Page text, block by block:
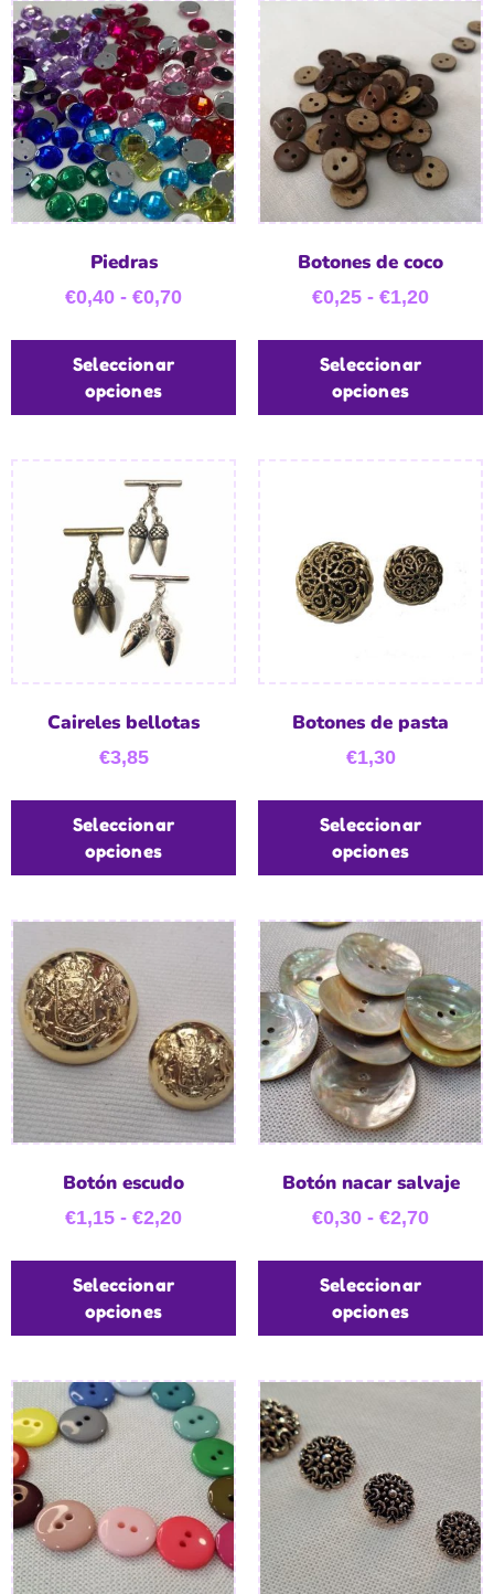
Piedras
€0,40 - €0,70
Seleccionar
opciones
Botones de coco
€0,25 - €1,20
Seleccionar
opciones
Caireles bellotas
€3,85
Seleccionar
opciones
Botones de pasta
€1,30
Seleccionar
opciones
Botón escudo
€1,15 - €2,20
Seleccionar
opciones
Botón nacar salvaje
€0,30 - €2,70
Seleccionar
opciones